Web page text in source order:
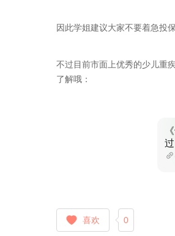
因此学姐建议大家不要着急投
不过目前市面上优秀的少儿重
了解哦：
过
喜欢 0